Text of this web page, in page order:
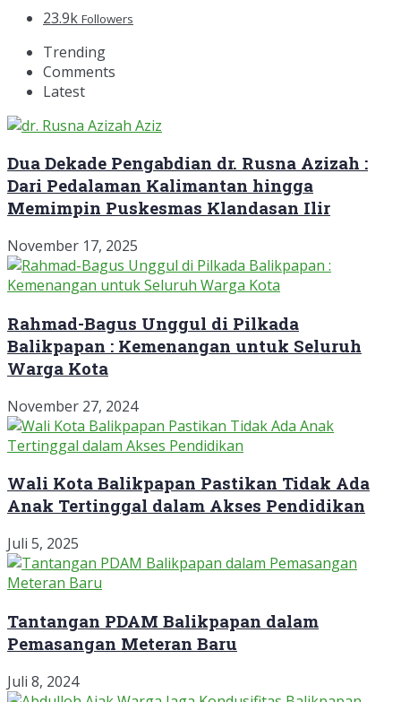
23.9k Followers
Trending
Comments
Latest
Dua Dekade Pengabdian dr. Rusna Azizah :
Dari Pedalaman Kalimantan hingga
Memimpin Puskesmas Klandasan Ilir
November 17, 2025
Rahmad-Bagus Unggul di Pilkada
Balikpapan : Kemenangan untuk Seluruh
Warga Kota
November 27, 2024
Wali Kota Balikpapan Pastikan Tidak Ada
Anak Tertinggal dalam Akses Pendidikan
Juli 5, 2025
Tantangan PDAM Balikpapan dalam
Pemasangan Meteran Baru
Juli 8, 2024